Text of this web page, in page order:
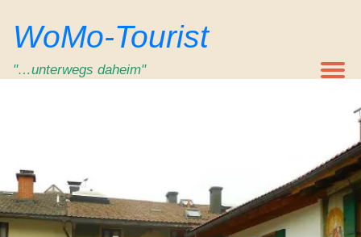
Inhalt
springen
WoMo-Tourist
"…unterwegs daheim"